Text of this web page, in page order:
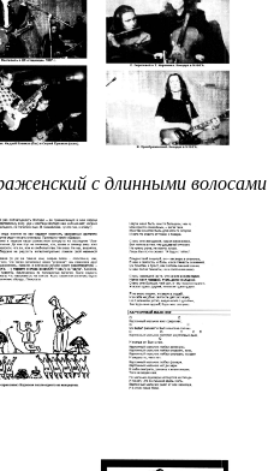
с длинными волосами